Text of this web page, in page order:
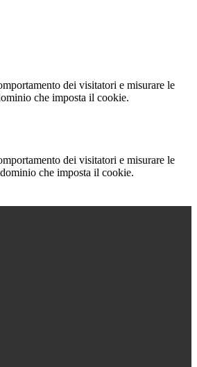
dei visitatori e misurare le
che imposta il cookie.
dei visitatori e misurare le
che imposta il cookie.